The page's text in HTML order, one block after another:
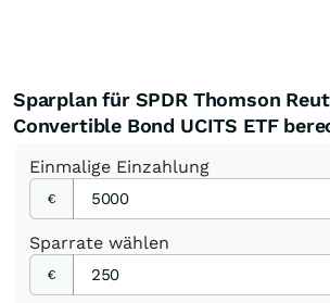
Sparplan für SPDR Thomson
Convertible Bond UCITS ETF
Einmalige Einzahlung
€
Sparrate wählen
€